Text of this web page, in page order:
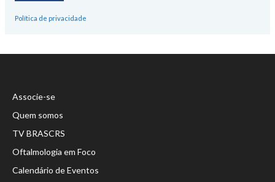
Política de privacidade
Associe-se
Quem somos
TV BRASCRS
Oftalmologia em Foco
Calendário de Eventos